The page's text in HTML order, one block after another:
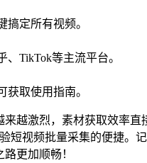
定所有视频。
TikTok等主流平台。
取使用指南。
越激烈，素材获取效率
短视频批量采集的便捷。
更加顺畅！